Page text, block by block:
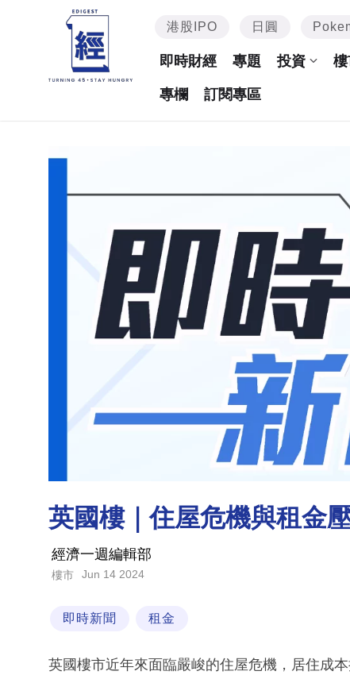
港股IPO 日圓
即時財經 專題 投資
專欄 訂閱專區
英國樓｜住屋危機與租金
經濟一週編輯部
樓市 Jun 14 2024
即時新聞 租金
英國樓市近年來面臨嚴峻的住屋危機，居住成